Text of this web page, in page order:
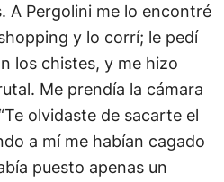
A Pergolini me lo encontré
y lo corrí; le pedí
los chistes, y me hizo
Me prendía la cámara
olvidaste de sacarte el
a mí me habían cagado
puesto apenas un